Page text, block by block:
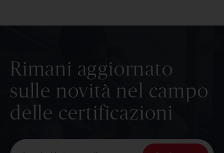
Rimani aggiornato
sulle novità nel campo
delle certificazioni